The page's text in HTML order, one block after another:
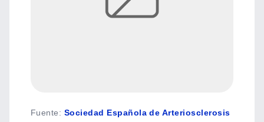
Fuente: Sociedad Española de Arteriosclerosis